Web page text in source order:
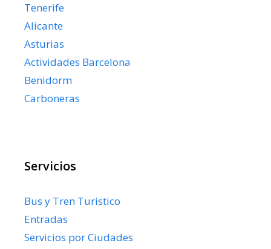
Tenerife
Alicante
Asturias
Actividades Barcelona
Benidorm
Carboneras
Servicios
Bus y Tren Turistico
Entradas
Servicios por Ciudades